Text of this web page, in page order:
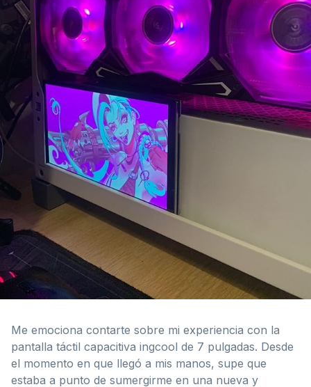
Me emociona contarte sobre mi experiencia con la
pantalla táctil capacitiva ingcool de 7 pulgadas. Desde
el momento en que llegó a mis manos, supe que
estaba a punto de sumergirme en una nueva y